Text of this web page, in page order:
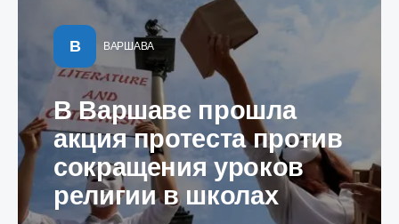
В ВАРШАВА
В Варшаве прошла
акция протеста против
сокращения уроков
религии в школах